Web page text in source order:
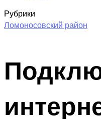
Рубрики
Ломоносовский район